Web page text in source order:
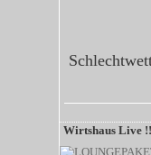
Wirtshaus Live